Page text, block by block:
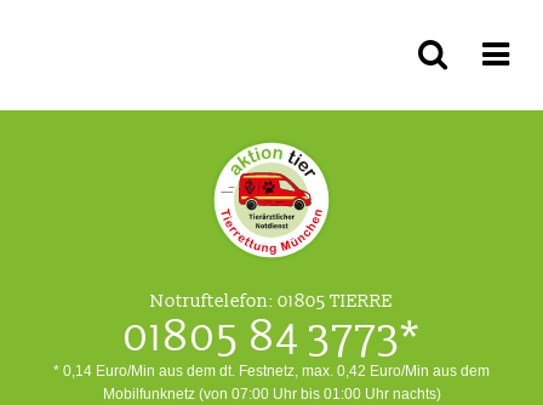
Notruftelefon: 01805 TIERRE
01805 84 3773*
* 0,14 Euro/Min aus dem dt. Festnetz, max. 0,42 Euro/Min aus dem
Mobilfunknetz (von 07:00 Uhr bis 01:00 Uhr nachts)